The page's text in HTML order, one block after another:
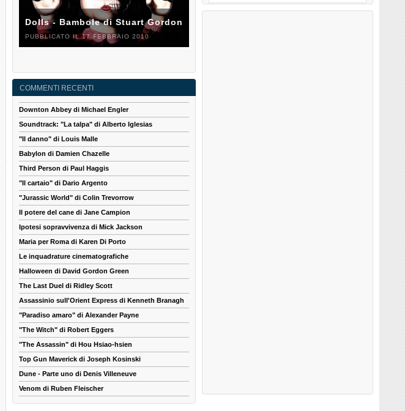
Dolls - Bambole di Stuart Gordon
PUBBLICATO IL 17 FEBBRAIO 2010
COMMENTI RECENTI
Downton Abbey di Michael Engler
Soundtrack: "La talpa" di Alberto Iglesias
"Il danno" di Louis Malle
Babylon di Damien Chazelle
Third Person di Paul Haggis
"Il cartaio" di Dario Argento
"Jurassic World" di Colin Trevorrow
Il potere del cane di Jane Campion
Ipotesi sopravvivenza di Mick Jackson
Maria per Roma di Karen Di Porto
Le inquadrature cinematografiche
Halloween di David Gordon Green
The Last Duel di Ridley Scott
Assassinio sull'Orient Express di Kenneth Branagh
"Paradiso amaro" di Alexander Payne
"The Witch" di Robert Eggers
"The Assassin" di Hou Hsiao-hsien
Top Gun Maverick di Joseph Kosinski
Dune - Parte uno di Denis Villeneuve
Venom di Ruben Fleischer